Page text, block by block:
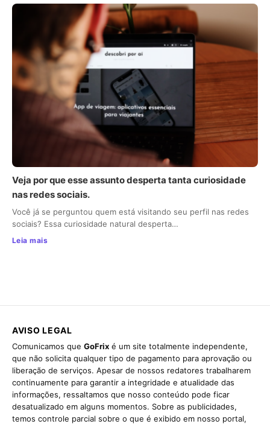
Veja por que esse assunto desperta tanta curiosidade
nas redes sociais.
Você já se perguntou quem está visitando seu perfil nas redes
sociais? Essa curiosidade natural desperta…
Leia mais
AVISO LEGAL
Comunicamos que GoFrix é um site totalmente independente,
que não solicita qualquer tipo de pagamento para aprovação ou
liberação de serviços. Apesar de nossos redatores trabalharem
continuamente para garantir a integridade e atualidade das
informações, ressaltamos que nosso conteúdo pode ficar
desatualizado em alguns momentos. Sobre as publicidades,
temos controle parcial sobre o que é exibido em nosso portal,